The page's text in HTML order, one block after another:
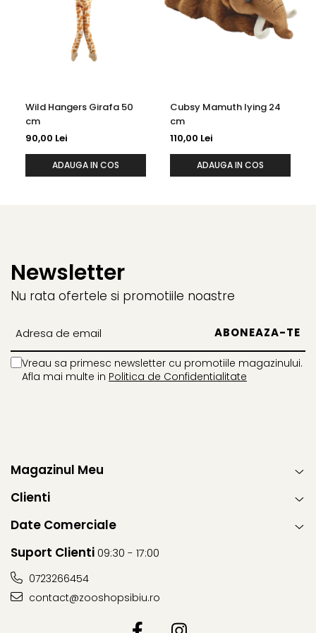
Wild Hangers Girafa 50
cm
90,00 Lei
ADAUGA IN COS
Cubsy Mamuth lying 24
cm
110,00 Lei
ADAUGA IN COS
Newsletter
Nu rata ofertele si promotiile noastre
Vreau sa primesc newsletter cu promotiile magazinului.
Afla mai multe in Politica de Confidentialitate
Magazinul Meu
Clienti
Date Comerciale
Suport Clienti09:30 - 17:00
0723266454
contact@zooshopsibiu.ro